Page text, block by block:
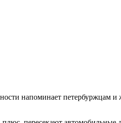
напоминает петербуржцам и